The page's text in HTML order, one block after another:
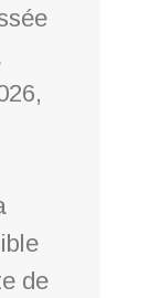
de